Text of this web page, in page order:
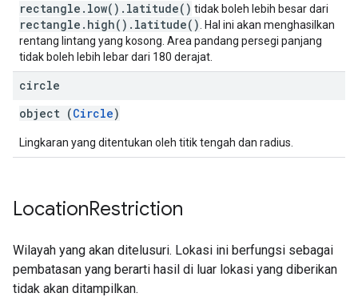
rectangle.low().latitude() tidak boleh lebih besar dari
rectangle.high().latitude()
. Hal ini akan menghasilkan
rentang lintang yang kosong. Area pandang persegi panjang
tidak boleh lebih lebar dari 180 derajat.
circle
object (Circle)
Lingkaran yang ditentukan oleh titik tengah dan radius.
LocationRestriction
Wilayah yang akan ditelusuri. Lokasi ini berfungsi sebagai
pembatasan yang berarti hasil di luar lokasi yang diberikan
tidak akan ditampilkan.